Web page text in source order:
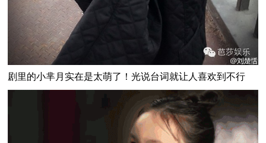
剧里的小芈月实在是太萌了！光说台词就让人喜欢到不行